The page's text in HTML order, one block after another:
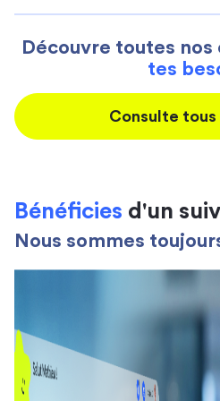
Découvre toutes nos
tes
Consulte tous
Bénéficies d'un
Nous sommes